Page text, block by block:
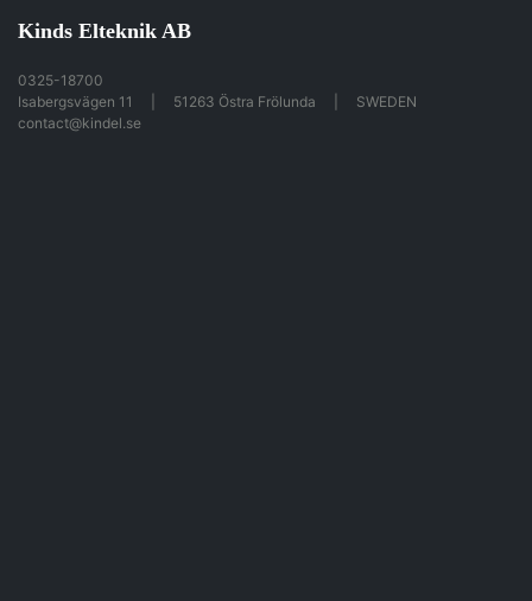
Kinds Elteknik AB
0325-18700
Isabergsvägen 11
51263 Östra Frölunda
SWEDEN
contact@kindel.se